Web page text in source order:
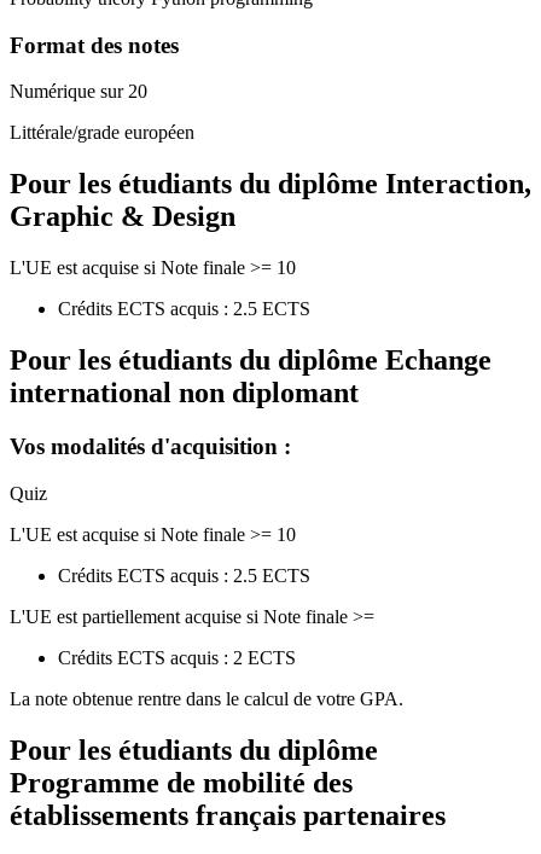
Format des notes
Numérique sur 20
Littérale/grade européen
Pour les étudiants du diplôme Interaction,
Graphic & Design
L'UE est acquise si Note finale >= 10
Crédits ECTS acquis : 2.5 ECTS
Pour les étudiants du diplôme Echange
international non diplomant
Vos modalités d'acquisition :
Quiz
L'UE est acquise si Note finale >= 10
Crédits ECTS acquis : 2.5 ECTS
L'UE est partiellement acquise si Note finale >=
Crédits ECTS acquis : 2 ECTS
La note obtenue rentre dans le calcul de votre GPA.
Pour les étudiants du diplôme
Programme de mobilité des
établissements français partenaires